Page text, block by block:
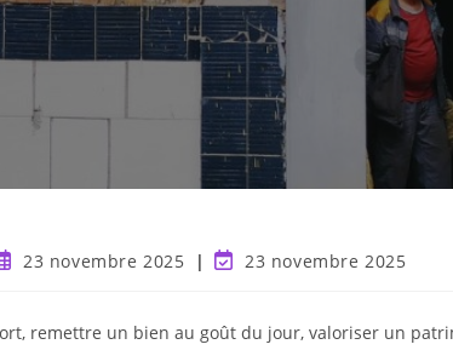
23 novembre 2025 23 novembre 2025
remettre un bien au goût du jour, valoriser un